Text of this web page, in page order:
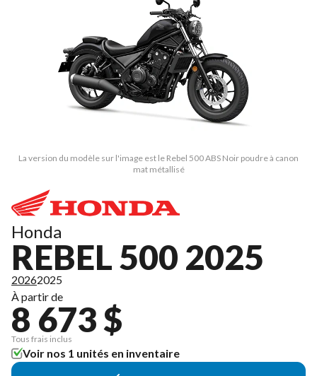
La version du modèle sur l'image est le Rebel 500 ABS Noir poudre à canon
mat métallisé
Honda
REBEL 500 2025
20262025
À partir de
8 673 $
Tous frais inclus
Voir nos 1 unités en inventaire